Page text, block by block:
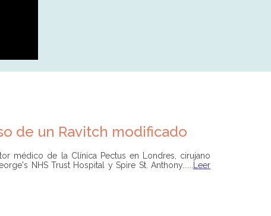
de un Ravitch modificado
médico de la Clínica Pectus en Londres, cirujano
NHS Trust Hospital y Spire St. Anthony......Leer